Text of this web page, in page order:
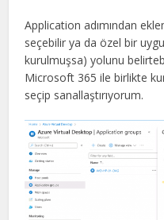
Application adımından
seçebilir ya da özel bir
kurulmuşsa) yolunu
Microsoft 365 ile birlikte
seçip sanallaştırıyorum.